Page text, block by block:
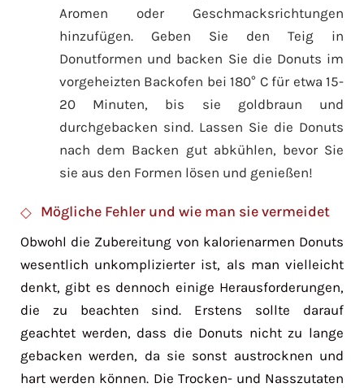
Aromen oder Geschmacksrichtungen
hinzufügen. Geben Sie den Teig in
Donutformen und backen Sie die Donuts im
vorgeheizten Backofen bei 180° C für etwa 15-
20 Minuten, bis sie goldbraun und
durchgebacken sind. Lassen Sie die Donuts
nach dem Backen gut abkühlen, bevor Sie
sie aus den Formen lösen und genießen!
Mögliche Fehler und wie man sie vermeidet
Obwohl die Zubereitung von kalorienarmen Donuts
wesentlich unkomplizierter ist, als man vielleicht
denkt, gibt es dennoch einige Herausforderungen,
die zu beachten sind. Erstens sollte darauf
geachtet werden, dass die Donuts nicht zu lange
gebacken werden, da sie sonst austrocknen und
hart werden können. Die Trocken- und Nasszutaten